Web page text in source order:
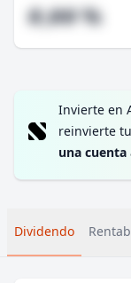
#,## %
Invierte en
reinvierte
una cuenta
Dividendo